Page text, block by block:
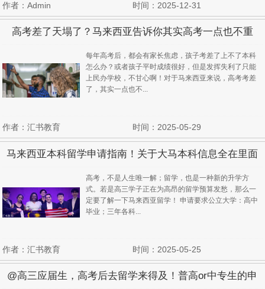
作者：Admin 时间：2025-12-31
高考差了天塌了？马来西亚告诉你其实高考一点也不重
要！
每年高考后，都会有家长焦虑，孩子考差了上不了本科
怎么办？或者孩子平时成绩很好，但是发挥失利了只能
上民办学校，不甘心啊！对于马来西亚来说，高考考差
了，其实一点也不...
作者：汇书教育 时间：2025-05-29
马来西亚本科留学申请指南！关于大马本科信息全在里面
了！
高考，不是人生唯一解；留学，也是一种新的升学方
式。若是高三学子正在为高昂的留学预算发愁，那么一
定要了解一下马来西亚留学！ 申请要求公立大学：高中
毕业；三年各科...
作者：汇书教育 时间：2025-05-25
@高三应届生，高考后去留学来得及！普高or中专生的申